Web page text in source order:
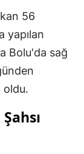
56
yapılan
Bolu'da sağ
oldu.